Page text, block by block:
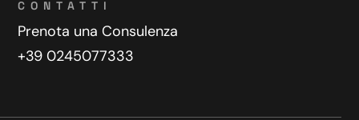
CONTATTI
Prenota una Consulenza
+39 0245077333